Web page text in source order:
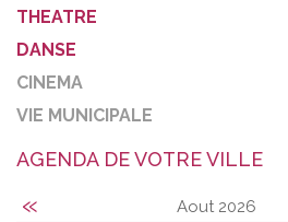
THEATRE
DANSE
CINEMA
VIE MUNICIPALE
AGENDA DE VOTRE VILLE
« Aout 2026